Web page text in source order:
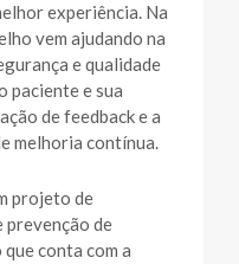
experiência. Na
vem ajudando na
e qualidade
paciente e sua
de feedback e a
melhoria contínua.
projeto de
prevenção de
conta com a